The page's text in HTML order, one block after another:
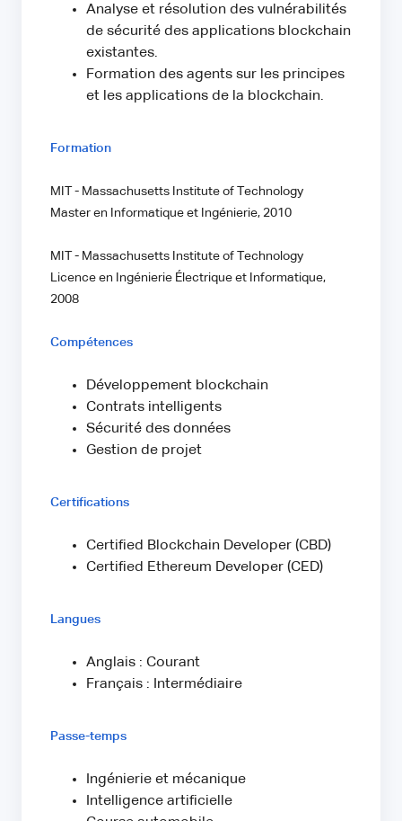
Analyse et résolution des vulnérabilités
de sécurité des applications blockchain
existantes.
Formation des agents sur les principes
et les applications de la blockchain.
Formation
MIT - Massachusetts Institute of Technology
Master en Informatique et Ingénierie, 2010
MIT - Massachusetts Institute of Technology
Licence en Ingénierie Électrique et Informatique,
2008
Compétences
Développement blockchain
Contrats intelligents
Sécurité des données
Gestion de projet
Certifications
Certified Blockchain Developer (CBD)
Certified Ethereum Developer (CED)
Langues
Anglais : Courant
Français : Intermédiaire
Passe-temps
Ingénierie et mécanique
Intelligence artificielle